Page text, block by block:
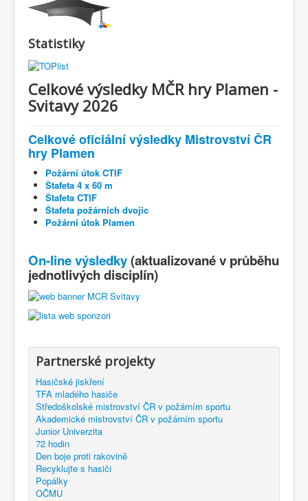
Statistiky
Celkové výsledky MČR hry Plamen -
Svitavy 2026
Celkové oficiální výsledky Mistrovství ČR
hry Plamen
Požární útok CTIF
Štafeta 4 x 60 m
Štafeta CTIF
Štafeta požárních dvojic
Požární útok Plamen
On-line výsledky(aktualizované v průběhu
jednotlivých disciplín)
Partnerské projekty
Hasičské jiskření
TFA mladého hasiče
Středoškolské mistrovství ČR v požárním sportu
Akademické mistrovství ČR v požárním sportu
Junior Univerzita
72 hodin
Den boje proti rakovině
Recyklujte s hasiči
Popálky
OČMU